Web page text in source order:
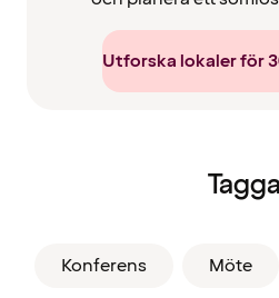
Utforska lokaler för
Konferens Möte